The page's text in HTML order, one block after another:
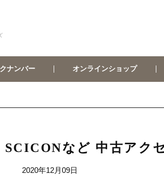
ナンバー オンラインショップ
など 中古アク
2020年12月09日